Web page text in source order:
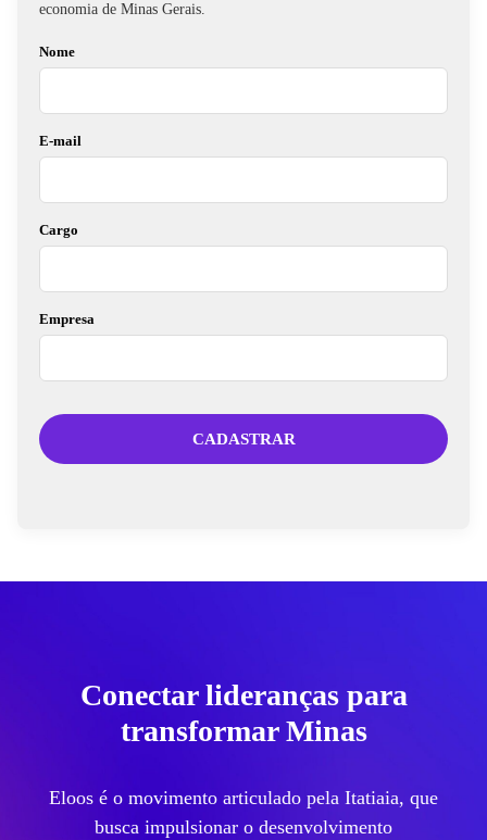
economia de Minas Gerais.
Nome
E-mail
Cargo
Empresa
CADASTRAR
Conectar lideranças para
transformar Minas
Eloos é o movimento articulado pela Itatiaia, que
busca impulsionar o desenvolvimento